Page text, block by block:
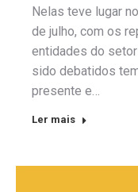
Nelas teve lugar
de julho, com os
entidades do
sido debatidos
presente e…
Ler mais